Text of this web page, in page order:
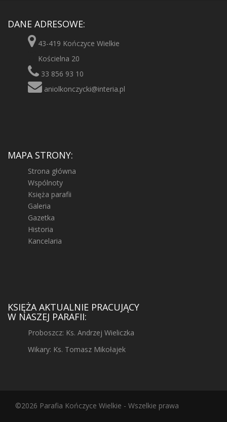
DANE ADRESOWE:
43-419 Kończyce Wielkie
Kościelna 20
33 856 93 10
aniolkonczycki@interia.pl
MAPA STRONY:
Strona główna
Wspólnoty
Księża parafii
Galeria
Gazetka
Historia
Kancelaria
KSIĘŻA AKTUALNIE PRACUJĄCY
W NASZEJ PARAFII:
Proboszcz: Ks. Andrzej Wieliczka
Wikary: Ks. Tomasz Mikołajek
©2026 Parafia Kończyce Wielkie - Wszelkie prawa